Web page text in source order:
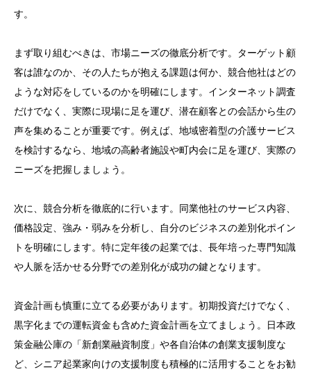
す。
まず取り組むべきは、市場ニーズの徹底分析です。ターゲット顧
客は誰なのか、その人たちが抱える課題は何か、競合他社はどの
ような対応をしているのかを明確にします。インターネット調査
だけでなく、実際に現場に足を運び、潜在顧客との会話から生の
声を集めることが重要です。例えば、地域密着型の介護サービス
を検討するなら、地域の高齢者施設や町内会に足を運び、実際の
ニーズを把握しましょう。
次に、競合分析を徹底的に行います。同業他社のサービス内容、
価格設定、強み・弱みを分析し、自分のビジネスの差別化ポイン
トを明確にします。特に定年後の起業では、長年培った専門知識
や人脈を活かせる分野での差別化が成功の鍵となります。
資金計画も慎重に立てる必要があります。初期投資だけでなく、
黒字化までの運転資金も含めた資金計画を立てましょう。日本政
策金融公庫の「新創業融資制度」や各自治体の創業支援制度な
ど、シニア起業家向けの支援制度も積極的に活用することをお勧